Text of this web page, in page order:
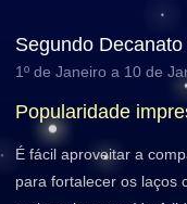
Segundo Decanato
1º de Janeiro a 10 de
Popularidade
É fácil aproveitar a
para fortalecer os laços